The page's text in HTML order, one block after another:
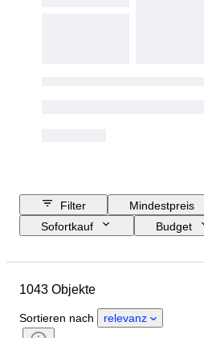
Filter
Mindestpreis
Sofortkauf
Budget
Material
Stil
Getestet und funktionstüchtig
1043 Objekte
Sortieren nach relevanz